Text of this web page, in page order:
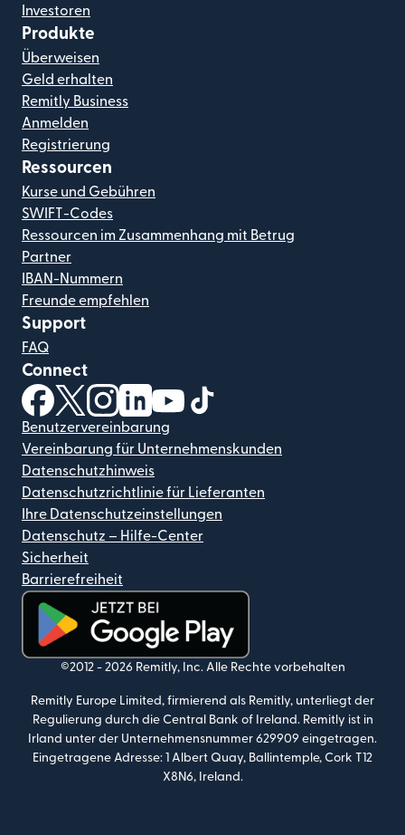
Investoren
Produkte
Überweisen
Geld erhalten
Remitly Business
Anmelden
Registrierung
Ressourcen
Kurse und Gebühren
SWIFT-Codes
Ressourcen im Zusammenhang mit Betrug
Partner
IBAN-Nummern
Freunde empfehlen
Support
FAQ
Connect
(wird in einem neuen Fenster geöffnet)
(wird in einem neuen Fenster geöffnet)
(wird in einem neuen Fenster geöffnet)
(wird in einem neuen Fenster geöffnet)
(wird in einem neuen Fenster
Benutzervereinbarung
Vereinbarung für Unternehmenskunden
Datenschutzhinweis
Datenschutzrichtlinie für Lieferanten
Ihre Datenschutzeinstellungen
Datenschutz – Hilfe-Center
Sicherheit
Barrierefreiheit
(wird in einem neuen Fenster geöffnet)
©2012 - 2026 Remitly, Inc. Alle Rechte vorbehalten
Remitly Europe Limited, firmierend als Remitly, unterliegt der
Regulierung durch die Central Bank of Ireland. Remitly ist in
Irland unter der Unternehmensnummer 629909 eingetragen.
Eingetragene Adresse: 1 Albert Quay, Ballintemple, Cork T12
X8N6, Ireland.